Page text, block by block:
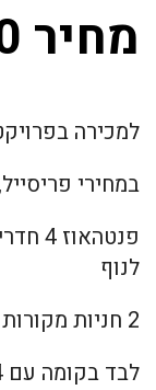
מחיר ₪5,000,000
למכירה
במחירי
לנוף
2 חניות מקורות וללא מכפילים, ממ"ד, יחידת הורים, מעלית ומחסן
לבד בקומה עם 4 כיווני אוויר כולל נגישות מלאה